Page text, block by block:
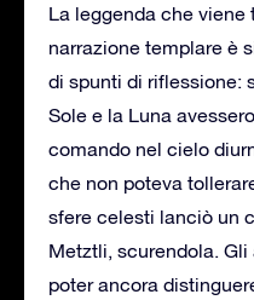
La leggenda che viene
narrazione templare è
di spunti di riflessione:
Sole e la Luna
comando nel cielo
che non poteva
sfere celesti lanciò un
Metztli, scurendola.
poter ancora